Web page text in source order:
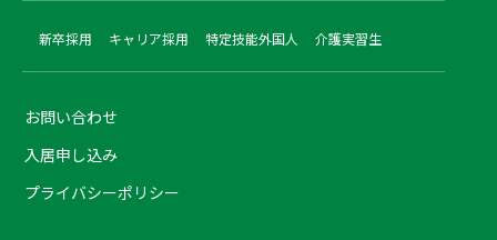
新卒採用 キャリア採用 特定技能外国人 介護実習生
お問い合わせ
入居申し込み
プライバシーポリシー